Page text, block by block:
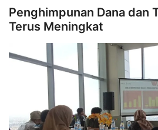
Penghimpunan Dana dan
Terus Meningkat